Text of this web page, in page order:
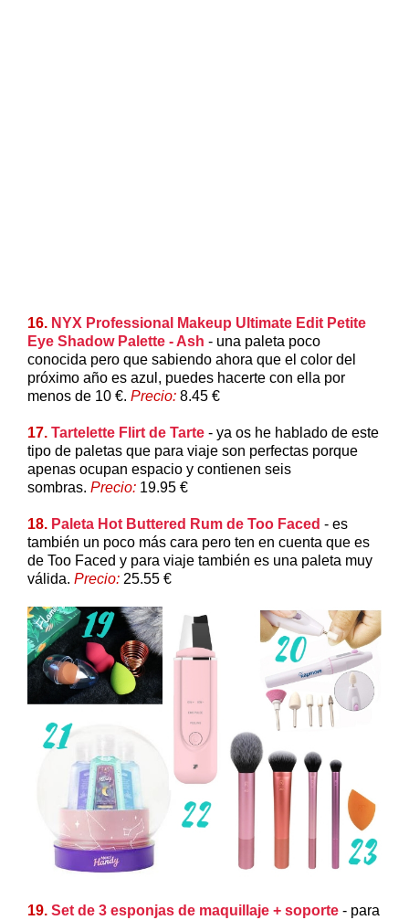
16. NYX Professional Makeup Ultimate Edit Petite
Eye Shadow Palette - Ash - una paleta poco
conocida pero que sabiendo ahora que el color del
próximo año es azul, puedes hacerte con ella por
menos de 10 €. Precio: 8.45 €
17. Tartelette Flirt de Tarte - ya os he hablado de este
tipo de paletas que para viaje son perfectas porque
apenas ocupan espacio y contienen seis
sombras. Precio: 19.95 €
18. Paleta Hot Buttered Rum de Too Faced - es
también un poco más cara pero ten en cuenta que es
de Too Faced y para viaje también es una paleta muy
válida. Precio: 25.55 €
19. Set de 3 esponjas de maquillaje + soporte - para